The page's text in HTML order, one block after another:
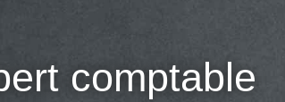
comptable